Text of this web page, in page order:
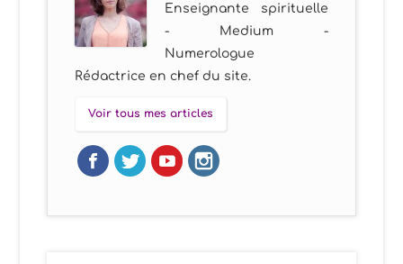
Enseignante spirituelle
- Medium -
Numerologue
Rédactrice en chef du site.
Voir tous mes articles